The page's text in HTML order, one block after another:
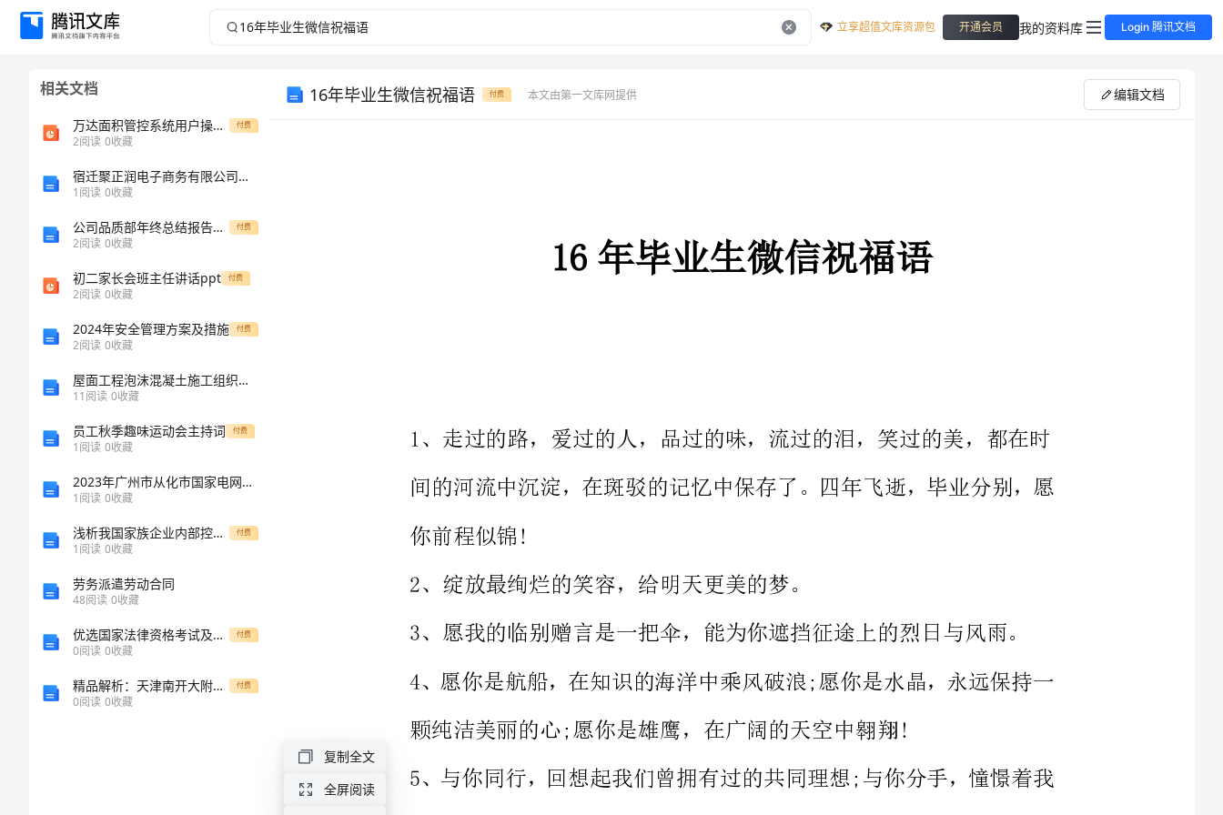
16
立享超值文库资源包 开通会员 我的资料库 Login 腾讯文档
相关文档
万达面积管控系统用户操作手册 付费
2阅读 0收藏
宿迁聚正润电子商务有限公司介绍企业发展分析报告
1阅读 0收藏
公司品质部年终总结报告范本 付费
2阅读 0收藏
初二家长会班主任讲话ppt 付费
2阅读 0收藏
2024年安全管理方案及措施 付费
2阅读 0收藏
屋面工程泡沫混凝土施工组织方案
11阅读 0收藏
员工秋季趣味运动会主持词 付费
1阅读 0收藏
2023年广州市从化市国家电网招聘之金融类考试题库附答案（满分必刷）
1阅读 0收藏
浅析我国家族企业内部控制及优化措施 付费
1阅读 0收藏
劳务派遣劳动合同
48阅读 0收藏
优选国家法律资格考试及答案【最新】 付费
0阅读 0收藏
精品解析：天津南开大附属中数学七年级上册期末综合测评定向攻克试卷（解析版） 付费
0阅读 0收藏
16年毕业生微信祝福语 付费 本文由第一文库网提供 编辑文档
祝福语、大学毕业祝福短信，愿大家都能够实现自己的理想。
3、愿我的临别赠言是一把伞，能为你遮挡征途上的烈日与风雨。
们重逢时的狂欢。
6、又是一年毕业时，大学的同学们就要分别了，为您送上大学毕业
复制全文
全屏阅读